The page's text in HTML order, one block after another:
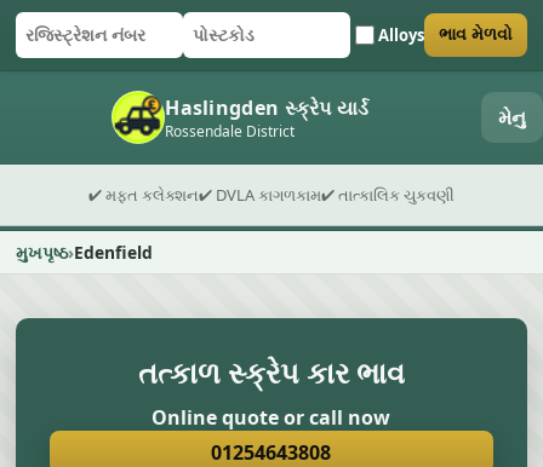
રજિસ્ટ્રેશન નંબર
પોસ્ટકોડ Alloys
ફોર્મ સબમિટ કરો ભાવ મેળવો
Haslingden સ્ક્રેપ યાર્ડ
Rossendale District મેનુ
✔ મફત કલેક્શન✔ DVLA કાગળકામ✔ તાત્કાલિક ચુકવણી
મુખપૃષ્ઠ Edenfield
તત્કાળ સ્ક્રેપ કાર ભાવ
Online quote or call now
01254643808